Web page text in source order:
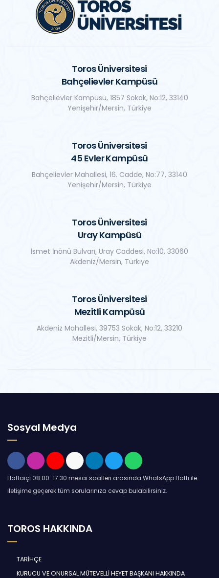
Toros Üniversitesi
Bahçelievler Kampüsü
Bahçelievler Kampüsü, 1857 Sokak, No:12, 33140
Yenişehir/Mersin, Türkiye
Toros Üniversitesi
45 Evler Kampüsü
Bahçelievler Mahallesi, 16. Cadde, No:77, 33140
Yenişehir/Mersin, Türkiye
Toros Üniversitesi
Uray Kampüsü
İsmet İnönü Bulvarı, Uray Caddesi, No:10, 33060
Akdeniz/Mersin, Türkiye
Toros Üniversitesi
Mezitli Kampüsü
Akdeniz Mahallesi, 39753 Sokak, No:12, 33210
Mezitli/Mersin, Türkiye
Sosyal Medya
Haftaiçi 08.00-17.30 mesai saatleri arasında WhatsApp Hattı ile
iletişime geçerek tüm sorularınıza cevap bulabilirsiniz.
TOROS HAKKINDA
TARİHÇE
KURUCU VE ONURSAL MÜTEVELLİ HEYET BAŞKANI HAKKINDA